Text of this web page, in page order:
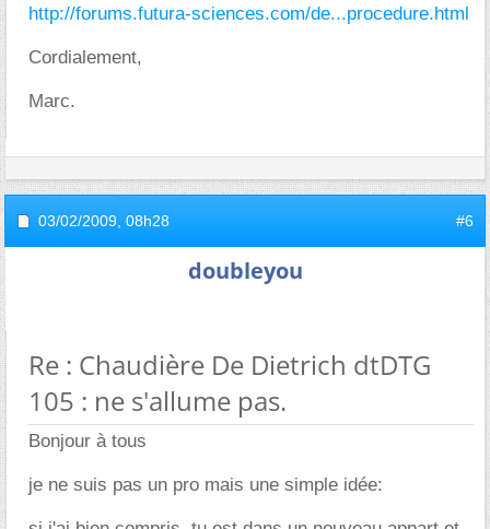
http://forums.futura-sciences.com/de...procedure.html
Cordialement,
Marc.
03/02/2009, 08h28 #6
doubleyou
Re : Chaudière De Dietrich dtDTG
105 : ne s'allume pas.
Bonjour à tous
je ne suis pas un pro mais une simple idée: